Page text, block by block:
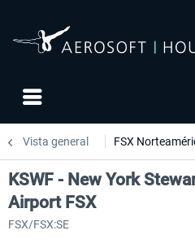
Vista general FSX
KSWF - New York
Airport FSX
FSX/FSX:SE